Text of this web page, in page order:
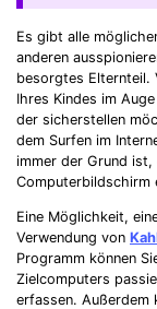
Es gibt alle
anderen
besorgtes Elternteil.
Ihres Kindes im
der sicherstellen
dem Surfen im
immer der Grund
Computerbildschirm
Eine Möglichkeit,
Verwendung von
Programm können
Zielcomputers
erfassen. Außerdem